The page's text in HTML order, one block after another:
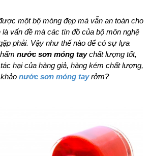
một bộ móng đẹp mà vẫn an toàn cho
vấn đề mà các tín đồ của bộ môn nghệ
phải. Vậy như thế nào để có sự lựa
nước sơn móng taychất lượng tốt,
hại của hàng giả, hàng kém chất lượng,
nước sơn móng tayrởm?